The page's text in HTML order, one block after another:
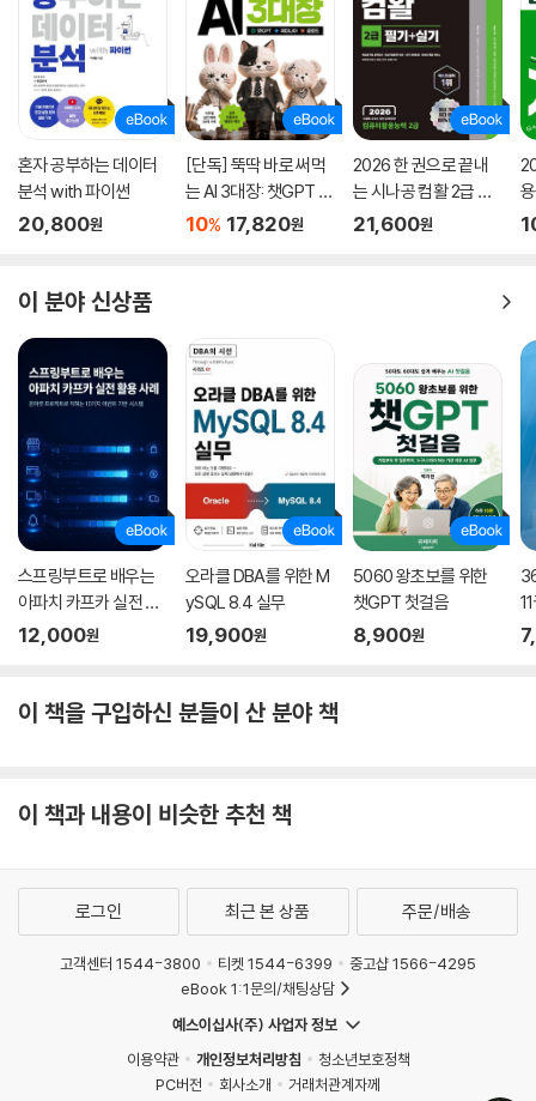
임포터 플러그인
리모틀리 세이브 플러그인
[따라하기] 옵시디언 동기화하기
CHAPTER 18 동기화 설정
옵시디언 동기화
옵시디언 공식 싱크로 동기화하기(유료 옵션)
[따라하기] 원격 볼트 만들기
[따라하기] 로컬 볼트 만들기
[따라하기] 클라우드에서 동기화하기
[따라하기] iOS 동기화하기
PART 03 옵시디언과 AI 활용
CHAPTER 19 AI 모델과 옵시디언 프롬프트
옵시디언과 AI 모델
옵시디언을 위한 API 설정
[따라하기] 챗GPT의 API 설정하기
[따라하기] 클로드의 API 설정하기
옵시디언을 위한 프롬프트 작성법
[따라하기] 앤트로픽 콘솔에서 클로드 시스템 프롬프트 만들기
[따라하기] 내용에 맞는 제목 붙이기
코파일럿 플러그인
[따라하기] 커스텀 명령 만들기
[따라하기] 마인드맵을 생성하는 커스텀 명령 만들기
CHAPTER 21 AI로 만드는 똑똑한 독서 노트 시스템
[따라하기] 플러그인으로 책 정보 수집하기
★ 추천평
30개가 넘는 핵심 플러그인과 실전 워크플로, AI 연동까지 AI 시대 지식
관리의 새로운 가능성을 보여 줍니다.
- 김진영 / 네이버 서치 US Director
옵시디언이 처음이라면 시행착오를 줄이는 안내서가 되고, 사용 경험이 있
다면 자신의 워크플로를 점검하고 재설계할 수 있는 기준을 제공할 것입니
여 읽고 직접 적용해 볼 가치가 충분합니다. 옵시디언을 '도구'가 아니라
'시스템'으로 쓰고 싶은 모든 독자에게 이 책을 권합니다.
- 김한조 / Zifo 컨설턴트
단순히 도구 사용법이 아니라 기록을 어떻게 생각하고 어떻게 연결해야 하
는지를 배울 수 있습니다. 이 책은 그 비밀을 품고 있는 설계도입니다.
- 권용석 / 제주삼다수 AI 혁신 담당자
나만의 AI 지능 베이스캠프를 구축하고 다음 지능인 AI 에이전트와 긴밀히
협업하고 싶은 이들을 일깨워 줄 전략적 지침서입니다. 기록이 연결되는
순간, 당신의 창의성을 극대화할 제2, 제3의 두뇌가 깨어나는 경험을 하게
될 것입니다.
- 이상훈 / AI 비주얼 디렉터
이터베이스 관리 도구, 그리고 챗GPT와 클로드를 연결해 독서 노트를 자
해 지식 생산성을 극대화하고 싶다면 이 책은 최고의 가이드가 되어줄 거
라 생각합니다.
혼자 공부하는 데이터
분석 with 파이썬
20,800원
[단독] 뚝딱 바로 써먹
는 AI 3대장: 챗GPT ·
제미나이 · 클로드
10% 17,820원
2026 한 권으로 끝내
는 시나공 컴활 2급 필
기+실기
21,600원
이 분야 신상품
스프링부트로 배우는
아파치 카프카 실전 활
용 사례
12,000원
오라클 DBA를 위한 M
ySQL 8.4 실무
19,900원
5060 왕초보를 위한
챗GPT 첫걸음
8,900원
기
이 책을 구입하신 분들이 산 분야 책
이 책과 내용이 비슷한 추천 책
로그인 최근 본 상품 주문/배송
고객센터 1544-3800 티켓 1544-6399
중고샵 1566-4295
eBook 1:1문의/채팅상담
예스이십사(주) 사업자 정보
이용약관
개인정보처리방침
청소년보호정책
PC버전
회사소개
거래처관계자께